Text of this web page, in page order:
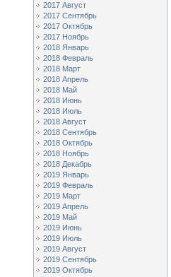
2017 Август
2017 Сентябрь
2017 Октябрь
2017 Ноябрь
2018 Январь
2018 Февраль
2018 Март
2018 Апрель
2018 Май
2018 Июнь
2018 Июль
2018 Август
2018 Сентябрь
2018 Октябрь
2018 Ноябрь
2018 Декабрь
2019 Январь
2019 Февраль
2019 Март
2019 Апрель
2019 Май
2019 Июнь
2019 Июль
2019 Август
2019 Сентябрь
2019 Октябрь